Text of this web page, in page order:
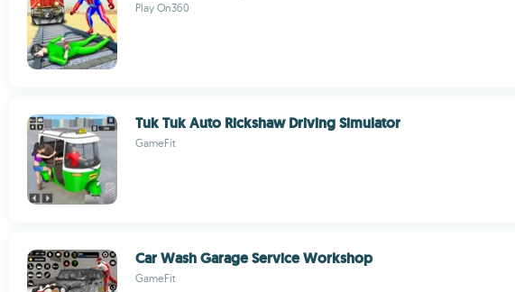
Play On360
Tuk Tuk Auto Rickshaw Driving Simulator
GameFit
Car Wash Garage Service Workshop
GameFit